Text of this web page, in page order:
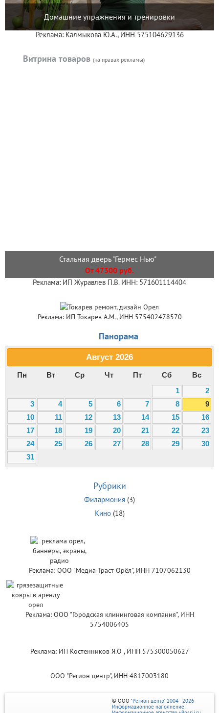
Домашние упражнения и тренировки
Реклама: Калмыкова Ю.А., ИНН 575104629136
Витрина товаров (на правах рекламы)
Стальная дверь "Гермес Нью"
От 47300 руб.
Реклама: ИП Журавлев П.В. ИНН: 571601114404
Реклама: ИП Токарев А.М., ИНН 575402478570
Панорама
Август 2026
Пн Вт Ср Чт Пт Сб
Вс
1
2
3
4 5 6 7 8
9
10
11 12 13 14 15
16
17
18 19 20 21 22
23
24
25 26 27 28 29
30
31
Рубрики
Филармония (3)
Кино(18)
Реклама: ООО "Медиа Траст Орёл", ИНН 7107062130
Реклама: ООО "Городская клининговая компания", ИНН
5754006405
Реклама: ИП Костенников Я.О , ИНН 575300050627
ООО "Регион центр", ИНН 4817003180
© ООО "Регион центр" 2004 - 2026
Информационное наполнение: